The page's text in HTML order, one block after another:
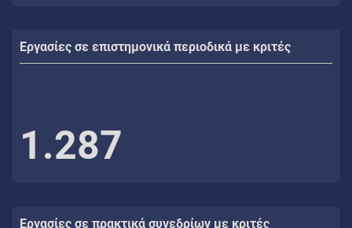
Εργασίες σε επιστημονικά περιοδικά με κριτές
1.287
Εργασίες σε πρακτικά συνεδρίων με κριτές